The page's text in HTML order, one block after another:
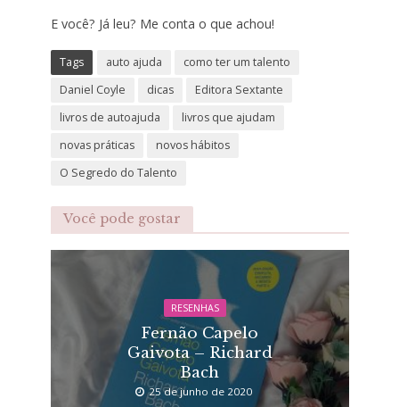
E você? Já leu? Me conta o que achou!
Tags auto ajuda
como ter um talento
Daniel Coyle
dicas
Editora Sextante
livros de autoajuda
livros que ajudam
novas práticas
novos hábitos
O Segredo do Talento
Você pode gostar
RESENHAS
Fernão Capelo
Gaivota – Richard
Bach
25 de junho de 2020